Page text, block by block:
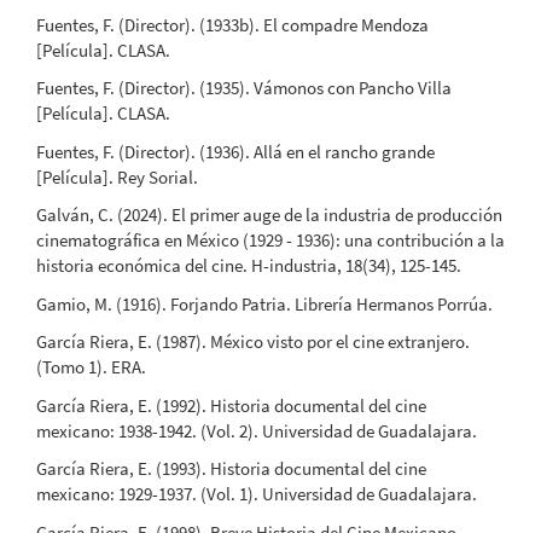
Fuentes, F. (Director). (1933b). El compadre Mendoza
[Película]. CLASA.
Fuentes, F. (Director). (1935). Vámonos con Pancho Villa
[Película]. CLASA.
Fuentes, F. (Director). (1936). Allá en el rancho grande
[Película]. Rey Sorial.
Galván, C. (2024). El primer auge de la industria de producción
cinematográfica en México (1929 - 1936): una contribución a la
historia económica del cine. H-industria, 18(34), 125-145.
Gamio, M. (1916). Forjando Patria. Librería Hermanos Porrúa.
García Riera, E. (1987). México visto por el cine extranjero.
(Tomo 1). ERA.
García Riera, E. (1992). Historia documental del cine
mexicano: 1938-1942. (Vol. 2). Universidad de Guadalajara.
García Riera, E. (1993). Historia documental del cine
mexicano: 1929-1937. (Vol. 1). Universidad de Guadalajara.